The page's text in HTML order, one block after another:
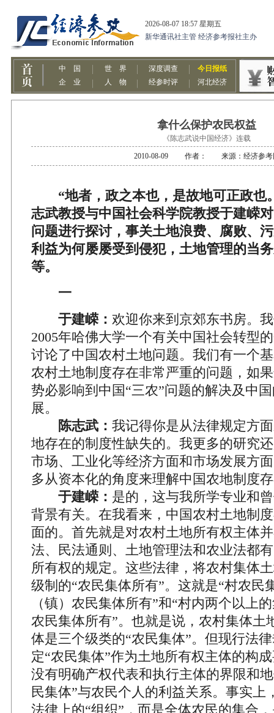
拿什么保护农民权益
《陈志武说中国经济》连载
2010-08-09 作者： 来源：经济参考
“地者，政之本也，是故地可正政也
志武教授与中国社会科学院教授于建嵘
问题进行探讨，事关土地浪费、腐败、
利益为何屡屡受到侵犯，土地管理的当
等。
一
于建嵘： 欢迎你来到京郊东书房。
2005年哈佛大学一个有关中国社会转型
讨论了中国农村土地问题。我们有一个
农村土地制度存在非常严重的问题，如
势必影响到中国“三农”问题的解决及中
展。
陈志武： 我记得你是从法律规定方
地存在的制度性缺失的。我更多的研究
市场、工业化等经济方面和市场发展方
多从资本化的角度来理解中国农地制度
于建嵘： 是的，这与我所学专业和
背景有关。在我看来，中国农村土地制
面的。首先就是对农村土地所有权主体
法、民法通则、土地管理法和农业法都
所有权的规定。这些法律，将农村集体
级制的“农民集体所有”。这就是“村农民
（镇）农民集体所有”和“村内两个以上
农民集体所有”。也就是说，农村集体土
体是三个级类的“农民集体”。但现行法
定“农民集体”作为土地所有权主体的构
没有明确产权代表和执行主体的界限和
民集体”与农民个人的利益关系。事实上
法律上的“组织”，而是全体农民的集合